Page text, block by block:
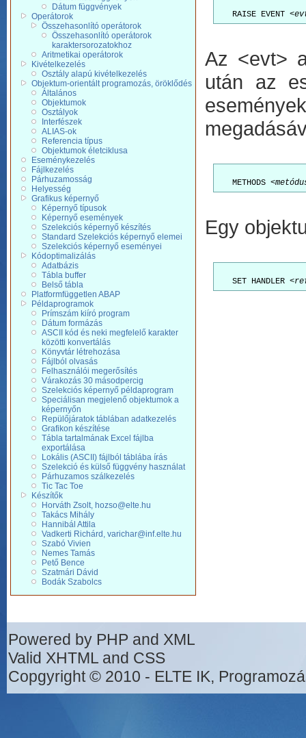
Dátum függvények
Operátorok
Összehasonlító operátorok
Összehasonlító operátorok
karaktersorozatokhoz
Aritmetikai operátorok
Kivételkezelés
Osztály alapú kivételkezelés
Objektum-orientált programozás, öröklődés
Általános
Objektumok
Osztályok
Interfészek
ALIAS-ok
Referencia típus
Objektumok életciklusa
Eseménykezelés
Fájlkezelés
Párhuzamosság
Helyesség
Grafikus képernyő
Képernyő típusok
Képernyő események
Szelekciós képernyő készítés
Standard Szelekciós képernyő elemei
Szelekciós képernyő eseményei
Kódoptimalizálás
Adatbázis
Tábla buffer
Belső tábla
Platformfüggetlen ABAP
Példaprogramok
Prímszám kiíró program
Dátum formázás
ASCII kód és neki megfelelő karakter
közötti konvertálás
Könyvtár létrehozása
Fájlból olvasás
Felhasználói megerősítés
Várakozás 30 másodpercig
Szelekciós képernyő példaprogram
Speciálisan megjelenő objektumok a
képernyőn
Repülőjáratok táblában adatkezelés
Grafikon készítése
Tábla tartalmának Excel fájlba
exportálása
Lokális (ASCII) fájlból táblába írás
Szelekció és külső függvény használat
Párhuzamos szálkezelés
Tic Tac Toe
Készítők
Horváth Zsolt, hozso@elte.hu
Takács Mihály
Hannibál Attila
Vadkerti Richárd, varichar@inf.elte.hu
Szabó Vivien
Nemes Tamás
Pető Bence
Szatmári Dávid
Bodák Szabolcs
   RAISE EVENT <
Az <evt>
után az
   METHODS <
Egy
   SET HANDLER <
Powered by PHP and XML
Valid XHTML and CSS
Copgyright © 2010 - ELTE IK,